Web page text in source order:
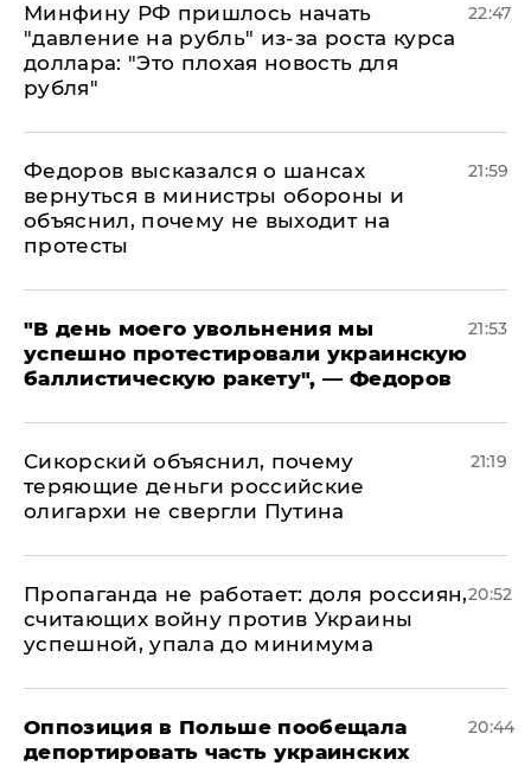
Минфину РФ пришлось начать
"давление на рубль" из-за роста курса
доллара: "Это плохая новость для
рубля"
22:47
Федоров высказался о шансах
вернуться в министры обороны и
объяснил, почему не выходит на
протесты
21:59
​"В день моего увольнения мы
успешно протестировали украинскую
баллистическую ракету", — Федоров
21:53
Сикорский объяснил, почему
теряющие деньги российские
олигархи не свергли Путина
21:19
​Пропаганда не работает: доля россиян,
считающих войну против Украины
успешной, упала до минимума
20:52
Оппозиция в Польше пообещала
депортировать часть украинских
20:44